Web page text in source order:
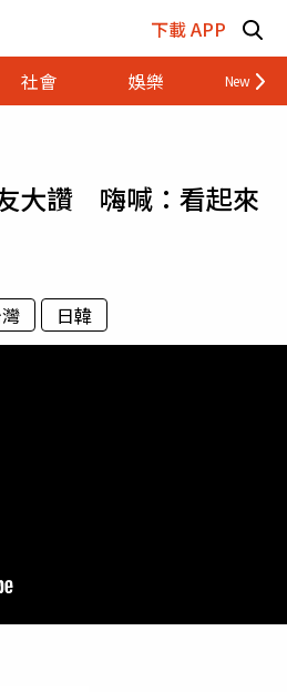
下載 APP
社會 娛樂 財經
大讚 嗨喊：看起來
日韓